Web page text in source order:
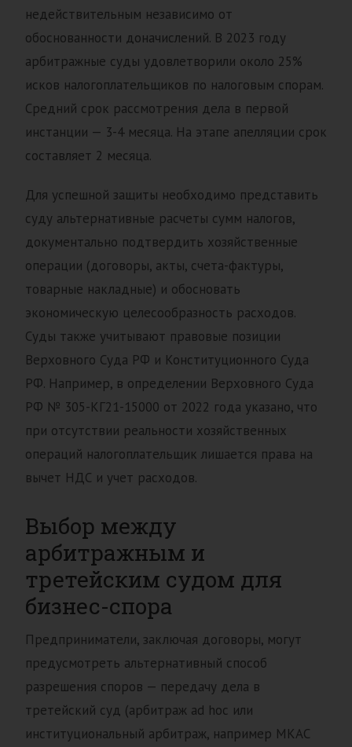
недействительным независимо от
обоснованности доначислений. В 2023 году
арбитражные суды удовлетворили около 25%
исков налогоплательщиков по налоговым спорам.
Средний срок рассмотрения дела в первой
инстанции — 3-4 месяца. На этапе апелляции срок
составляет 2 месяца.
Для успешной защиты необходимо представить
суду альтернативные расчеты сумм налогов,
документально подтвердить хозяйственные
операции (договоры, акты, счета-фактуры,
товарные накладные) и обосновать
экономическую целесообразность расходов.
Суды также учитывают правовые позиции
Верховного Суда РФ и Конституционного Суда
РФ. Например, в определении Верховного Суда
РФ № 305-КГ21-15000 от 2022 года указано, что
при отсутствии реальности хозяйственных
операций налогоплательщик лишается права на
вычет НДС и учет расходов.
Выбор между
арбитражным и
третейским судом для
бизнес-спора
Предприниматели, заключая договоры, могут
предусмотреть альтернативный способ
разрешения споров — передачу дела в
третейский суд (арбитраж ad hoc или
институциональный арбитраж, например МКАС